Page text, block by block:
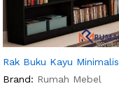
Rak Buku Kayu Minimalis
Brand: Rumah Mebel